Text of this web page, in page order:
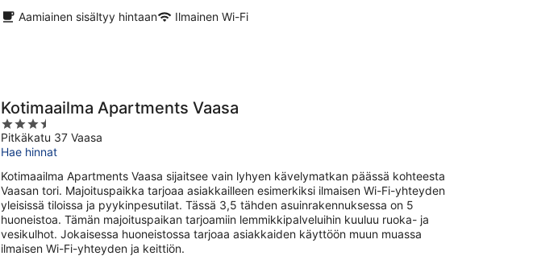
Aamiainen sisältyy hintaan
Ilmainen Wi-Fi
Kotimaailma Apartments Vaasa
3.5
out
of
5
Pitkäkatu 37 Vaasa
Hae hinnat
Kotimaailma Apartments Vaasa sijaitsee vain lyhyen kävelymatkan päässä kohteesta
Vaasan tori. Majoituspaikka tarjoaa asiakkailleen esimerkiksi ilmaisen Wi-Fi-yhteyden
yleisissä tiloissa ja pyykinpesutilat. Tässä 3,5 tähden asuinrakennuksessa on 5
huoneistoa. Tämän majoituspaikan tarjoamiin lemmikkipalveluihin kuuluu ruoka- ja
vesikulhot. Jokaisessa huoneistossa tarjoaa asiakkaiden käyttöön muun muassa
ilmaisen Wi-Fi-yhteyden ja keittiön.